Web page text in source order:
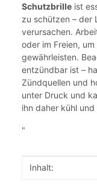
Schutzbrille ist
zu schützen – der
verursachen.
oder im Freien,
gewährleisten.
entzündbar ist –
Zündquellen und
unter Druck und
ihn daher kühl und
"
Wert
Inhalt: